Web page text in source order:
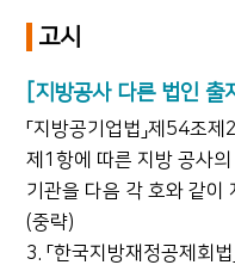
고시
[지방공사 다른 법인 출
「지방공기업법」제54조
제1항에 따른 지방 공사
기관을 다음 각 호와 같이
(중략)
3. 「한국지방재정공제회